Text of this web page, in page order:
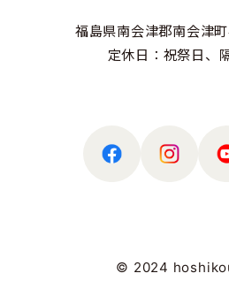
福島県南会津郡南会津
定休日：祝祭日、
© 2024